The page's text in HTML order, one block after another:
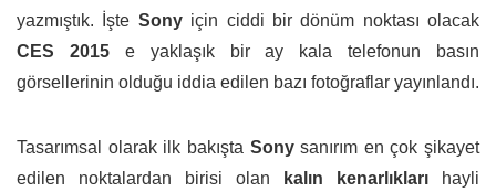
yazmıştık. İşte Sonyiçin ciddi bir dönüm noktası olacak
CES 2015e yaklaşık bir ay kala telefonun basın
görsellerinin olduğu iddia edilen bazı fotoğraflar yayınlandı.
Tasarımsal olarak ilk bakışta Sonysanırım en çok şikayet
edilen noktalardan birisi olan
kalın kenarlıkları hayli